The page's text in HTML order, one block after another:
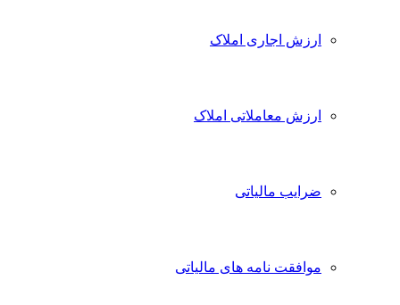
ارزش اجاری املاک
ارزش معاملاتی املاک
ضرایب مالیاتی
موافقت نامه های مالیاتی